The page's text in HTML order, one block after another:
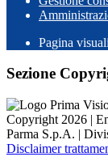
Pagina
Sezione
Copyright 2026 |
Parma S.p.A. |
Disclaimer